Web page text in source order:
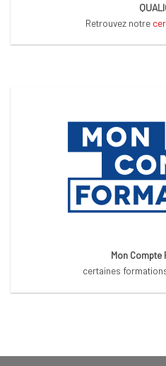
Retrouvez notre
Mon Compte
certaines